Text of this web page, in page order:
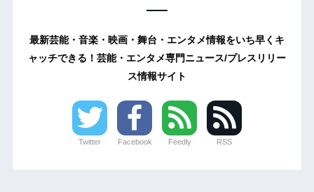
最新芸能・音楽・映画・舞台・エンタメ情報をいち早くキ
ャッチできる！芸能・エンタメ専門ニュース/プレスリリー
ス情報サイト
Twitter Facebook Feedly RSS